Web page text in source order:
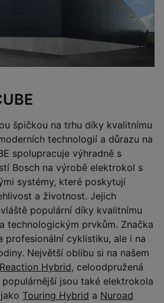
špičkou na trhu díky kvalitnímu
technologií a důrazu na
spolupracuje výhradně s
Bosch na výrobě elektrokol s
systémy, které poskytují
a životnost. Jejich
populární díky kvalitnímu
technologickým prvkům. Značka
profesionální cyklistiku, ale i na
Největší oblibu si na našem
Reaction Hybrid, celoodpružená
populárnější jsou také elektrokola
Touring Hybrid a Nuroad